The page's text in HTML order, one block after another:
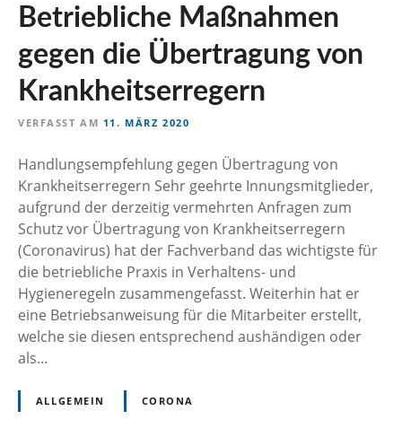
Betriebliche Maßnahmen
gegen die Übertragung von
Krankheitserregern
VERFASST AM 11. MÄRZ 2020
Handlungsempfehlung gegen Übertragung von
Krankheitserregern Sehr geehrte Innungsmitglieder,
aufgrund der derzeitig vermehrten Anfragen zum
Schutz vor Übertragung von Krankheitserregern
(Coronavirus) hat der Fachverband das wichtigste für
die betriebliche Praxis in Verhaltens- und
Hygieneregeln zusammengefasst. Weiterhin hat er
eine Betriebsanweisung für die Mitarbeiter erstellt,
welche sie diesen entsprechend aushändigen oder
als…
ALLGEMEIN CORONA